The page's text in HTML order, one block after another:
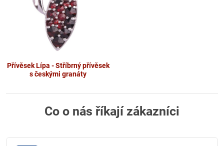
Přívěsek Lípa - Stříbrný přívěsek
s českými granáty
Co o nás říkají zákazníci